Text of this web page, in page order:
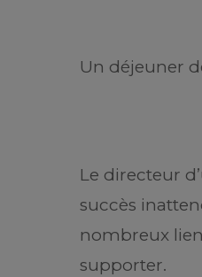
Un déjeuner
Le directeur
succès
nombreux
supporter.